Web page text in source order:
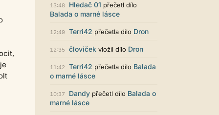
myslím také už v pořádku,
perfektní práce :)
Singularis 30.07. 06:19
Líbí se mi tmavá varianta nového
vzhledu. Na některých místech
jsou sice mezi prvky příliš velké
mezery, ale když mě to bude štvát,
určitě to půjde upravit místním
stylem... Celkově je styl dobře
puero 29.07. 11:53
13:48 Hledač 01 přečetl dílo
Balada o marné lásce
12:49 Terri42 přečetla dílo Dron
12:35 človiček vložil dílo Dron
11:42 Terri42 přečetla dílo Balada
o marné lásce
10:37 Dandy přečetl dílo Balada o
marné lásce